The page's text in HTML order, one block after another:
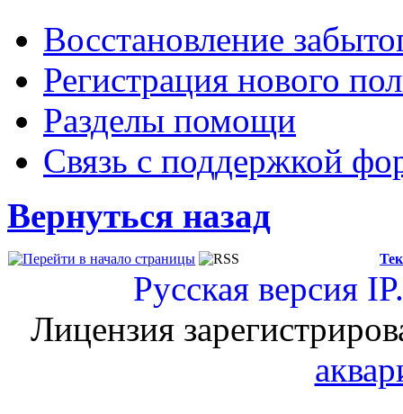
Восстановление
Регистрация нового
Разделы помощи
Связь с поддержкой
Вернуться назад
Русская версия
Лицензия